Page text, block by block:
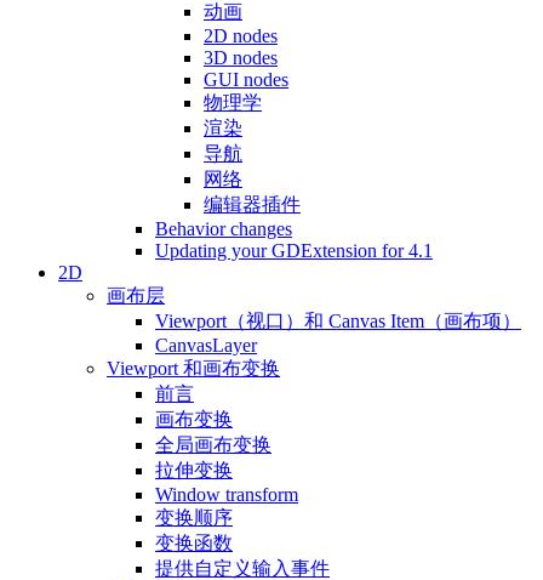
动画
2D nodes
3D nodes
GUI nodes
物理学
渲染
导航
网络
编辑器插件
Behavior changes
Updating your GDExtension for 4.1
2D
画布层
Viewport（视口）和 Canvas Item（画布项）
CanvasLayer
Viewport 和画布变换
前言
画布变换
全局画布变换
拉伸变换
Window transform
变换顺序
变换函数
提供自定义输入事件